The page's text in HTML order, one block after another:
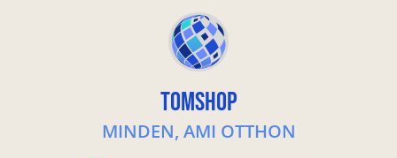
TOMSHOP
MINDEN, AMI OTTHON